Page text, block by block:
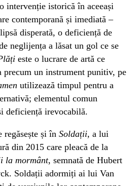
intervenție istorică în aceeași
contemporană și imediată –
disperată, o deficiență de
neglijența a lăsat un gol ce se
este o lucrare de artă ce
precum un instrument punitiv, pe
utilizează timpul pentru a
elementul comun
deficiență irevocabilă.
regăsește și în Soldații, a lui
din 2015 care pleacă de la
la mormânt, semnată de Hubert
Soldații adormiți ai lui Van